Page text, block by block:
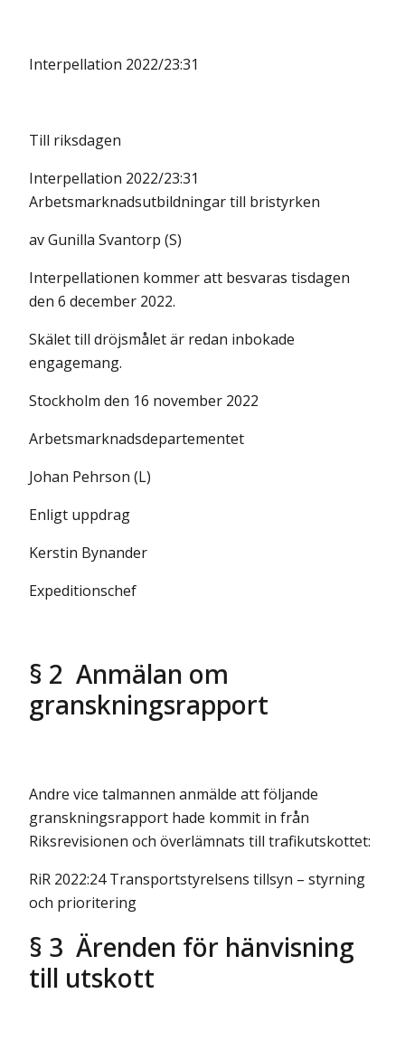
Interpellation 2022/23:31
Till riksdagen
Interpellation 2022/23:31
Arbetsmarknadsutbildningar till bristyrken
av Gunilla Svantorp (S)
Interpellationen kommer att besvaras tisdagen
den 6 december 2022.
Skälet till dröjsmålet är redan inbokade
engagemang.
Stockholm den 16 november 2022
Arbetsmarknadsdepartementet
Johan Pehrson (L)
Enligt uppdrag
Kerstin Bynander
Expeditionschef
§ 2 Anmälan om
granskningsrapport
Andre vice talmannen anmälde att följande
granskningsrapport hade kommit in från
Riksrevisionen och överlämnats till trafikutskottet:
RiR 2022:24 Transportstyrelsens tillsyn – styrning
och prioritering
§ 3 Ärenden för hänvisning
till utskott